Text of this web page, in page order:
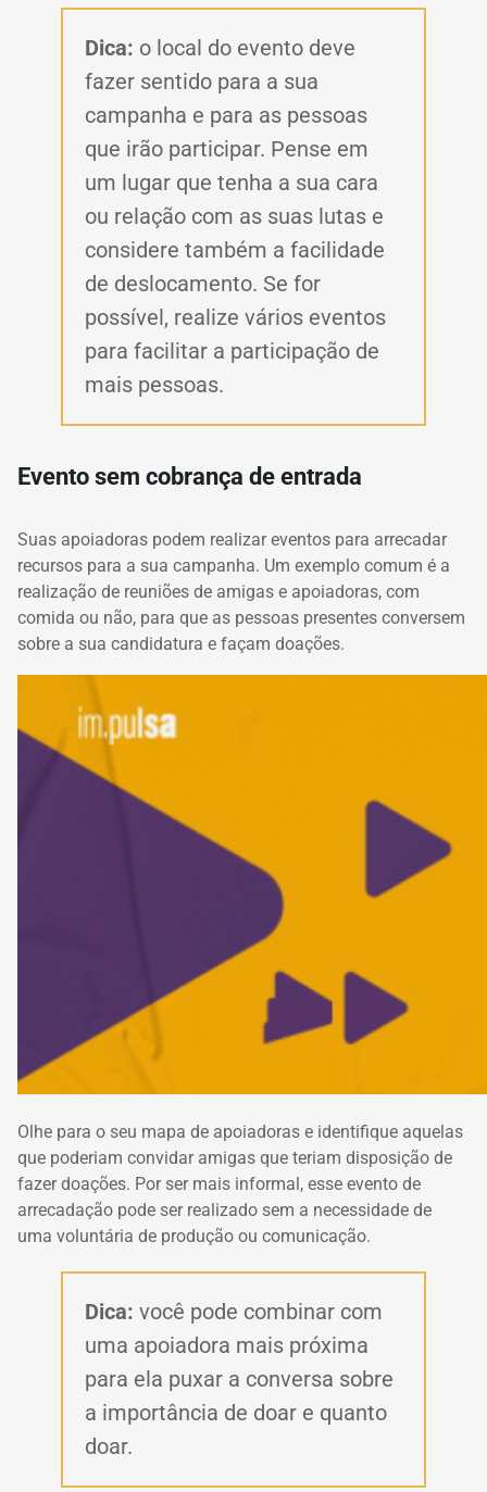
Dica: o local do evento deve
fazer sentido para a sua
campanha e para as pessoas
que irão participar. Pense em
um lugar que tenha a sua cara
ou relação com as suas lutas e
considere também a facilidade
de deslocamento. Se for
possível, realize vários eventos
para facilitar a participação de
mais pessoas.
Evento sem cobrança de entrada
Suas apoiadoras podem realizar eventos para arrecadar
recursos para a sua campanha. Um exemplo comum é a
realização de reuniões de amigas e apoiadoras, com
comida ou não, para que as pessoas presentes conversem
sobre a sua candidatura e façam doações.
Olhe para o seu mapa de apoiadoras e identifique aquelas
que poderiam convidar amigas que teriam disposição de
fazer doações. Por ser mais informal, esse evento de
arrecadação pode ser realizado sem a necessidade de
uma voluntária de produção ou comunicação.
Dica: você pode combinar com
uma apoiadora mais próxima
para ela puxar a conversa sobre
a importância de doar e quanto
doar.